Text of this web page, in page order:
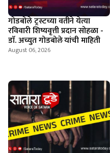
गोडबोले ट्रस्टच्या वतीने येत्या
रविवारी शिष्यवृत्ती प्रदान सोहळा -
डाॅ. अच्युत गोडबोले यांची माहिती
August 06, 2026